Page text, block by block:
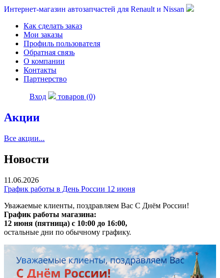
Интернет-магазин автозапчастей для Renault и Nissan
Как сделать заказ
Мои заказы
Профиль пользователя
Обратная связь
О компании
Контакты
Партнерство
Вход товаров (0)
Акции
Все акции...
Новости
11.06.2026
График работы в День России 12 июня
Уважаемые клиенты, поздравляем Вас С Днём России!
График работы магазина:
12 июня (пятница) с 10:00 до 16:00,
остальные дни по обычному графику.